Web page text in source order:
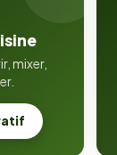
mixer,